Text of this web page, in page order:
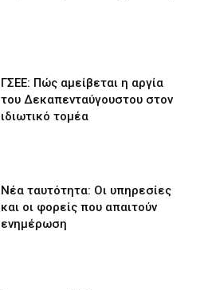
ΓΣΕΕ: Πώς αμείβεται η αργία
του Δεκαπενταύγουστου στον
ιδιωτικό τομέα
Νέα ταυτότητα: Οι υπηρεσίες
και οι φορείς που απαιτούν
ενημέρωση